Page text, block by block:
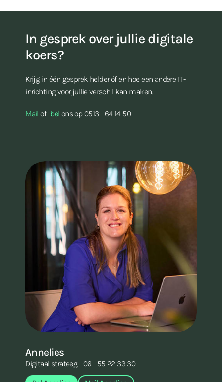
In gesprek over jullie digitale
koers?
Krijg in één gesprek helder óf en hoe een andere IT-
inrichting voor jullie verschil kan maken.
Mail of bel ons op 0513 - 64 14 50
Annelies
Digitaal strateeg - 06 - 55 22 33 30